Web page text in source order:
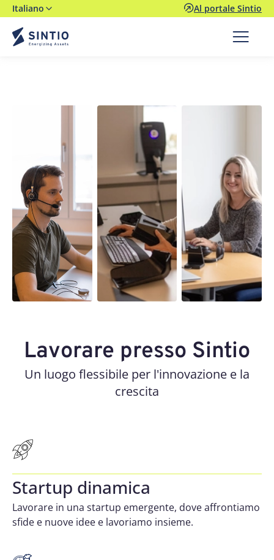
Italiano Al portale Sintio
Lavorare presso Sintio
Un luogo flessibile per l'innovazione e la
crescita
Startup dinamica
Lavorare in una startup emergente, dove affrontiamo
sfide e nuove idee e lavoriamo insieme.